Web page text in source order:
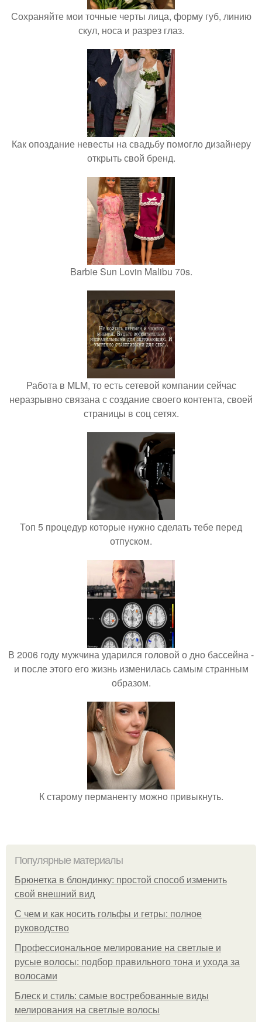
Сохраняйте мои точные черты лица, форму губ, линию
скул, носа и разрез глаз.
Как опоздание невесты на свадьбу помогло дизайнеру
открыть свой бренд.
Barbie Sun Lovin Malibu 70s.
Работа в MLM, то есть сетевой компании сейчас
неразрывно связана с создание своего контента, своей
страницы в соц сетях.
Топ 5 процедур которые нужно сделать тебе перед
отпуском.
В 2006 году мужчина ударился головой о дно бассейна -
и после этого его жизнь изменилась самым странным
образом.
К старому перманенту можно привыкнуть.
Популярные материалы
Брюнетка в блондинку: простой способ изменить
свой внешний вид
С чем и как носить гольфы и гетры: полное
руководство
Профессиональное мелирование на светлые и
русые волосы: подбор правильного тона и ухода за
волосами
Блеск и стиль: самые востребованные виды
мелирования на светлые волосы